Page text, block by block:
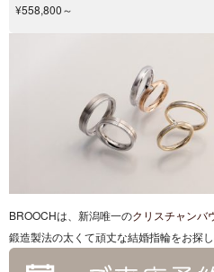
¥558,800～
BROOCHは、新潟唯一のクリスチャンバ
鍛造製法の太くて頑丈な結婚指輪をお探